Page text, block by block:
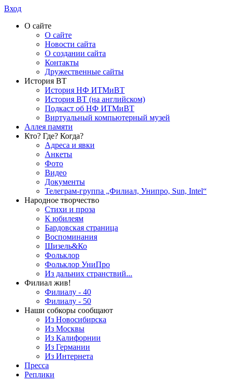
Вход
О сайте
О сайте
Новости сайта
О создании сайта
Контакты
Дружественные сайты
История ВТ
История НФ ИТМиВТ
История ВТ (на английском)
Подкаст об НФ ИТМиВТ
Виртуальный компьютерный музей
Аллея памяти
Кто? Где? Когда?
Адреса и явки
Анкеты
Фото
Видео
Документы
Телеграм-группа „Филиал, Унипро, Sun, Intel“
Народное творчество
Стихи и проза
К юбилеям
Бардовская страница
Воспоминания
Шизель&Ко
Фольклор
Фольклор УниПро
Из дальних странствий...
Филиал жив!
Филиалу - 40
Филиалу - 50
Наши собкоры сообщают
Из Новосибирска
Из Москвы
Из Калифорнии
Из Германии
Из Интернета
Пресса
Реплики